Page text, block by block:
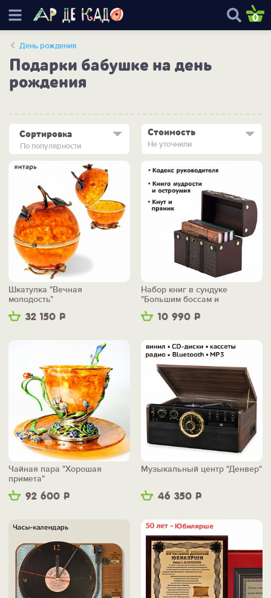
0
День рождения
Подарки бабушке на день
рождения
По популярности
Сортировка Стоимость
Не уточнили
32 150 Р
Шкатулка "Вечная
молодость"
10 990 Р
Набор книг в сундуке
"Большим боссам и
маленьким"
92 600 Р
Чайная пара "Хорошая
примета"
46 350 Р
Музыкальный центр "Денвер"